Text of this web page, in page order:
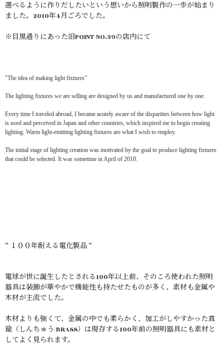
選べるように作りだしたいという想いから照明製作の一歩が始まり
ました。2010年4月ごろでした。
※目黒通りにあった旧POINT NO.39の店内にて
"The idea of making light fixtures"
The lighting fixtures we are selling are designed by us and manufactured one by one.
Every time I traveled abroad, I became acutely aware of the disparities between how light
is used and perceived in Japan and other countries, which inspired me to begin creating
lighting. Warm light-emitting lighting fixtures are what I wish to employ.
The initial stage of lighting creation was motivated by the goal to produce lighting fixtures
that could be selected. It was sometime in April of 2010.
” １００年耐える電化製品 ”
電球が世に誕生したとされる100年以上前、そのころ使われた照明
器具は装飾が華やかで機能性も持たせたものが多く、素材も金属や
木材が主流でした。
木材よりも強くて、金属の中でも柔らかく、加工がしやすかった真
鍮（しんちゅう/BRASS）は現存する100年前の照明器具にも素材と
してよく見られます。